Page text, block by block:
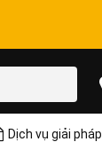
Dịch vụ giải pháp